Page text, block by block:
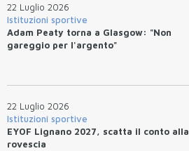
22 Luglio 2026
Istituzioni sportive
Adam Peaty torna a Glasgow: "Non
gareggio per l'argento"
22 Luglio 2026
Istituzioni sportive
EYOF Lignano 2027, scatta il conto alla
rovescia